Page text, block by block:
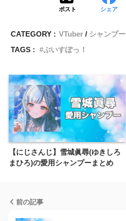
ポスト シェア
CATEGORY : VTuber
シャンプー
TAGS :
ぶいすぽっ！
【にじさんじ】雪城眞尋(ゆきしろ
まひろ)の愛用シャンプーまとめ
前の記事